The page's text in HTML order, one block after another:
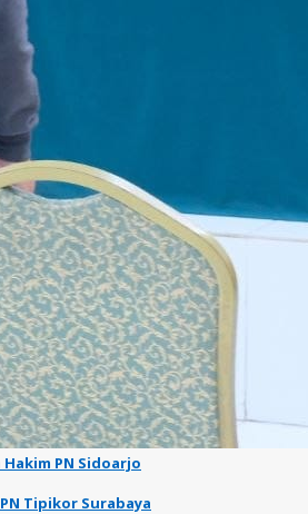
PN Sidoarjo
Tipikor Surabaya